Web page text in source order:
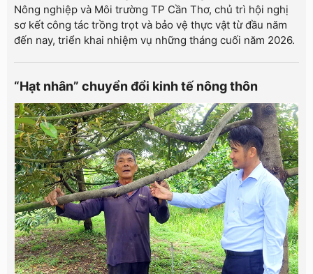
Nông nghiệp và Môi trường TP Cần Thơ, chủ trì hội nghị
sơ kết công tác trồng trọt và bảo vệ thực vật từ đầu năm
đến nay, triển khai nhiệm vụ những tháng cuối năm 2026.
“Hạt nhân” chuyển đổi kinh tế nông thôn